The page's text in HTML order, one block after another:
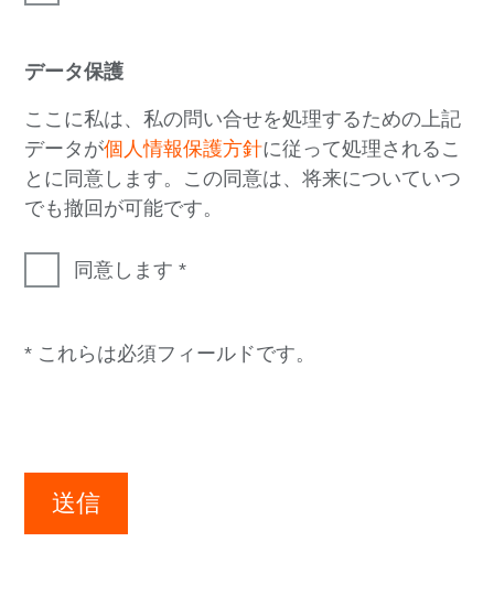
データ保護
ここに私は、私の問い合せを処理するための上記
データが個人情報保護方針に従って処理されるこ
とに同意します。この同意は、将来についていつ
でも撤回が可能です。
同意します
* これらは必須フィールドです。
送信